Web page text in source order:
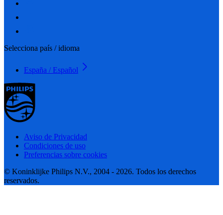
Selecciona país / idioma
España / Español
Aviso de Privacidad
Condiciones de uso
Preferencias sobre cookies
© Koninklijke Philips N.V., 2004 - 2026. Todos los derechos
reservados.